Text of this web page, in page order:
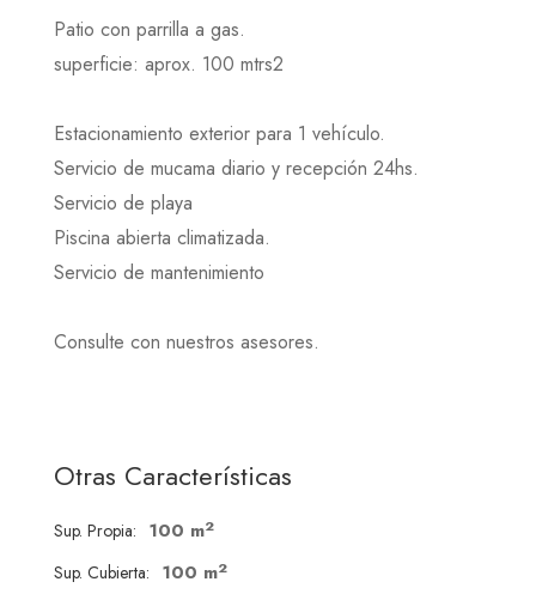
Patio con parrilla a gas.
superficie: aprox. 100 mtrs2
Estacionamiento exterior para 1 vehículo.
Servicio de mucama diario y recepción 24hs.
Servicio de playa
Piscina abierta climatizada.
Servicio de mantenimiento
Consulte con nuestros asesores.
Otras Características
Sup. Propia: 100 m2
Sup. Cubierta: 100 m2